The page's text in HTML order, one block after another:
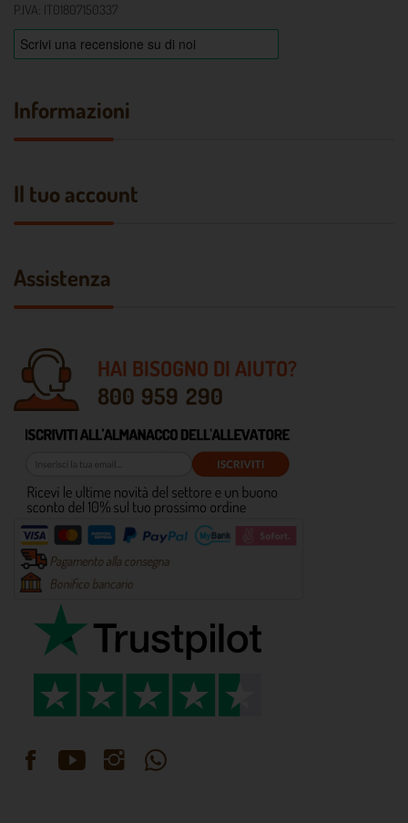
P.IVA: IT01807150337
Informazioni
Il tuo account
Assistenza
HAI BISOGNO DI AIUTO?
800 959 290